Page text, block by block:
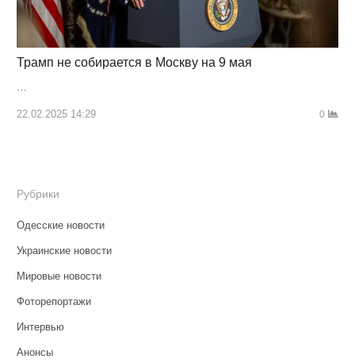
Трамп не собирается в Москву на 9 мая
22.02.2025 14:29 0
Рубрики
Одесские новости
Украинские новости
Мировые новости
Фоторепортажи
Интервью
Анонсы